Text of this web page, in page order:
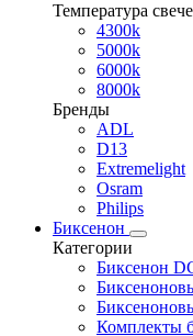
Температура
4300k
5000k
6000k
8000k
Бренды
ADL
D13
Extremelight
Osram
Philips
Биксенон
Категории
Биксенон
Комплекты